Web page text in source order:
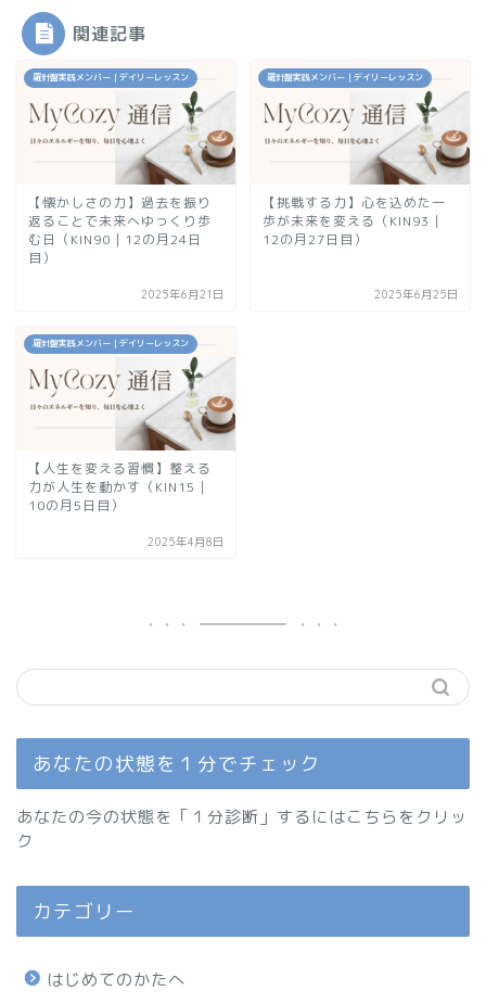
関連記事
羅針盤実践メンバー｜デイリーレッスン
【懐かしさの力】過去を振り
返ることで未来へゆっくり歩
む日（KIN90｜12の月24日
目）
2025年6月21日
羅針盤実践メンバー｜デイリーレッスン
【挑戦する力】心を込めた一
歩が未来を変える（KIN93｜
12の月27日目）
2025年6月25日
羅針盤実践メンバー｜デイリーレッスン
【人生を変える習慣】整える
力が人生を動かす（KIN15｜
10の月5日目）
2025年4月8日
あなたの状態を１分でチェック
あなたの今の状態を「１分診断」するにはこちらをクリッ
ク
カテゴリー
はじめてのかたへ